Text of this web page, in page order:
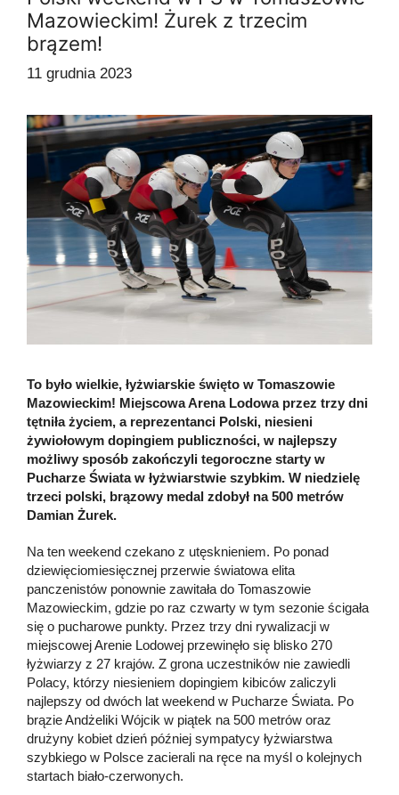
Mazowieckim! Żurek z trzecim
brązem!
11 grudnia 2023
To było wielkie, łyżwiarskie święto w Tomaszowie
Mazowieckim! Miejscowa Arena Lodowa przez trzy dni
tętniła życiem, a reprezentanci Polski, niesieni
żywiołowym dopingiem publiczności, w najlepszy
możliwy sposób zakończyli tegoroczne starty w
Pucharze Świata w łyżwiarstwie szybkim. W niedzielę
trzeci polski, brązowy medal zdobył na 500 metrów
Damian Żurek.
Na ten weekend czekano z utęsknieniem. Po ponad
dziewięciomiesięcznej przerwie światowa elita
panczenistów ponownie zawitała do Tomaszowie
Mazowieckim, gdzie po raz czwarty w tym sezonie ścigała
się o pucharowe punkty. Przez trzy dni rywalizacji w
miejscowej Arenie Lodowej przewinęło się blisko 270
łyżwiarzy z 27 krajów. Z grona uczestników nie zawiedli
Polacy, którzy niesieniem dopingiem kibiców zaliczyli
najlepszy od dwóch lat weekend w Pucharze Świata. Po
brązie Andżeliki Wójcik w piątek na 500 metrów oraz
drużyny kobiet dzień później sympatycy łyżwiarstwa
szybkiego w Polsce zacierali na ręce na myśl o kolejnych
startach biało-czerwonych.